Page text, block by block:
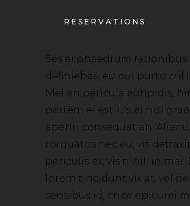
RESERVATIONS
Ses ei phaedrum rationibus
definiebas, eu qui purto zril
Mei an pericula euripidis,
partem ei est. Lis ei nisl
aperiri consequat an.
torquatos nec eu, vis detraxit
periculis ex, vis nihil in mei.
lorem tincidunt vix at, vel
sensibus id, error epicurei